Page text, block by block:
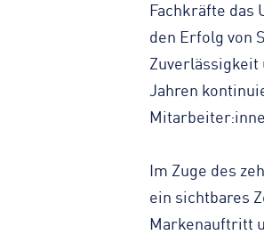
Fachkräfte das
den Erfolg von
Zuverlässigkeit
Jahren
Im Zuge des
ein sichtbares
Markenauftritt